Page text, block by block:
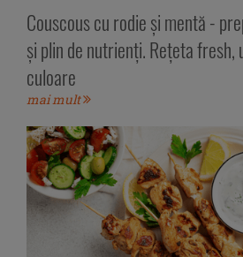
Couscous cu rodie și mentă -
și plin de nutrienți. Rețeta fresh,
culoare
mai mult